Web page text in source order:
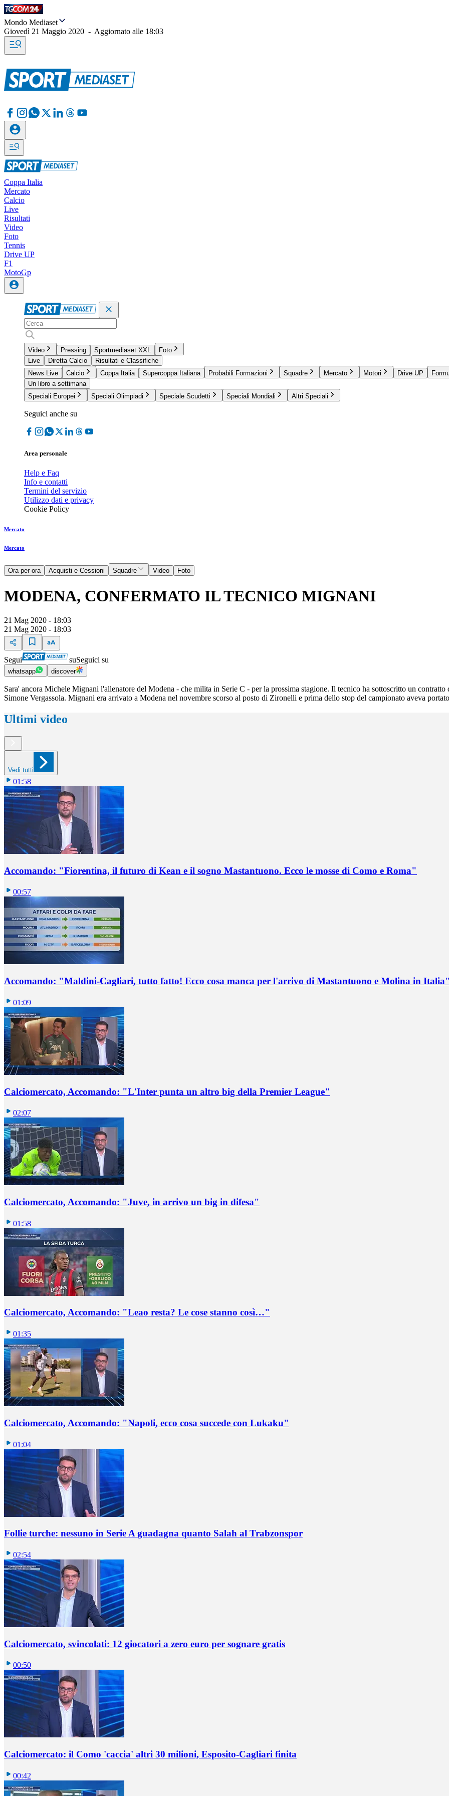
Mondo Mediaset
Giovedì 21 Maggio 2020 - Aggiornato alle 18:03
Coppa Italia
Mercato
Calcio
Live
Risultati
Video
Foto
Tennis
Drive UP
F1
MotoGp
Video Pressing Sportmediaset XXL
Foto
Live
Diretta Calcio
Risultati e Classifiche
News Live
Calcio Coppa Italia Supercoppa Italiana Probabili Formazioni Squadre Mercato Motori Drive UP
Un libro a settimana
Speciali Europei
Speciali Olimpiadi Speciale Scudetti Speciali Mondiali Altri Speciali
Seguici anche su
Area personale
Help e Faq
Info e contatti
Termini del servizio
Utilizzo dati e privacy
Cookie Policy
Mercato
Mercato
Ora per ora Acquisti e Cessioni Squadre Video Foto
MODENA, CONFERMATO IL TECNICO MIGNANI
21 Mag 2020 - 18:03
21 Mag 2020 - 18:03
Segui suSeguici su
whatsapp discover
Sara' ancora Michele Mignani l'allenatore del Modena - che milita in Serie C - per la prossima stagione. Il tecnico ha sottoscritto un
Simone Vergassola. Mignani era arrivato a Modena nel novembre scorso al posto di Zironelli e prima dello stop del campionato aveva
Ultimi video
Vedi tutti
01:58
Accomando: "Fiorentina, il futuro di Kean e il sogno Mastantuono. Ecco le mosse di Como e Roma"
00:57
Accomando: "Maldini-Cagliari, tutto fatto! Ecco cosa manca per l'arrivo di Mastantuono e Molina in
01:09
Calciomercato, Accomando: "L'Inter punta un altro big della Premier League"
02:07
Calciomercato, Accomando: "Juve, in arrivo un big in difesa"
01:58
Calciomercato, Accomando: "Leao resta? Le cose stanno così…"
01:35
Calciomercato, Accomando: "Napoli, ecco cosa succede con Lukaku"
01:04
Follie turche: nessuno in Serie A guadagna quanto Salah al Trabzonspor
02:54
Calciomercato, svincolati: 12 giocatori a zero euro per sognare gratis
00:50
Calciomercato: il Como 'caccia' altri 30 milioni, Esposito-Cagliari finita
00:42